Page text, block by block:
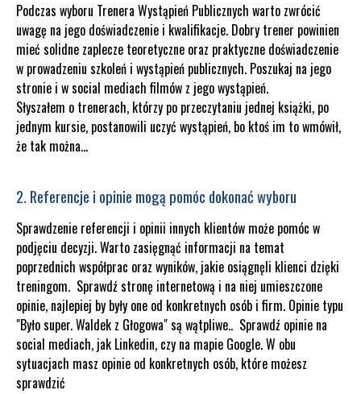
Podczas wyboru Trenera Wystąpień Publicznych warto zwrócić
uwagę na jego doświadczenie i kwalifikacje. Dobry trener powinien
mieć solidne zaplecze teoretyczne oraz praktyczne doświadczenie
w prowadzeniu szkoleń i wystąpień publicznych. Poszukaj na jego
stronie i w social mediach filmów z jego wystąpień.
Słyszałem o trenerach, którzy po przeczytaniu jednej książki, po
jednym kursie, postanowili uczyć wystąpień, bo ktoś im to wmówił,
że tak można...
2. Referencje i opinie mogą pomóc dokonać wyboru
Sprawdzenie referencji i opinii innych klientów może pomóc w
podjęciu decyzji. Warto zasięgnąć informacji na temat
poprzednich współprac oraz wyników, jakie osiągnęli klienci dzięki
treningom. Sprawdź stronę internetową i na niej umieszczone
opinie, najlepiej by były one od konkretnych osób i firm. Opinie typu
"Było super. Waldek z Głogowa" są wątpliwe.. Sprawdź opinie na
social mediach, jak Linkedin, czy na mapie Google. W obu
sytuacjach masz opinie od konkretnych osób, które możesz
sprawdzić